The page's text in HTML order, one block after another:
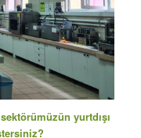
yurtdışı